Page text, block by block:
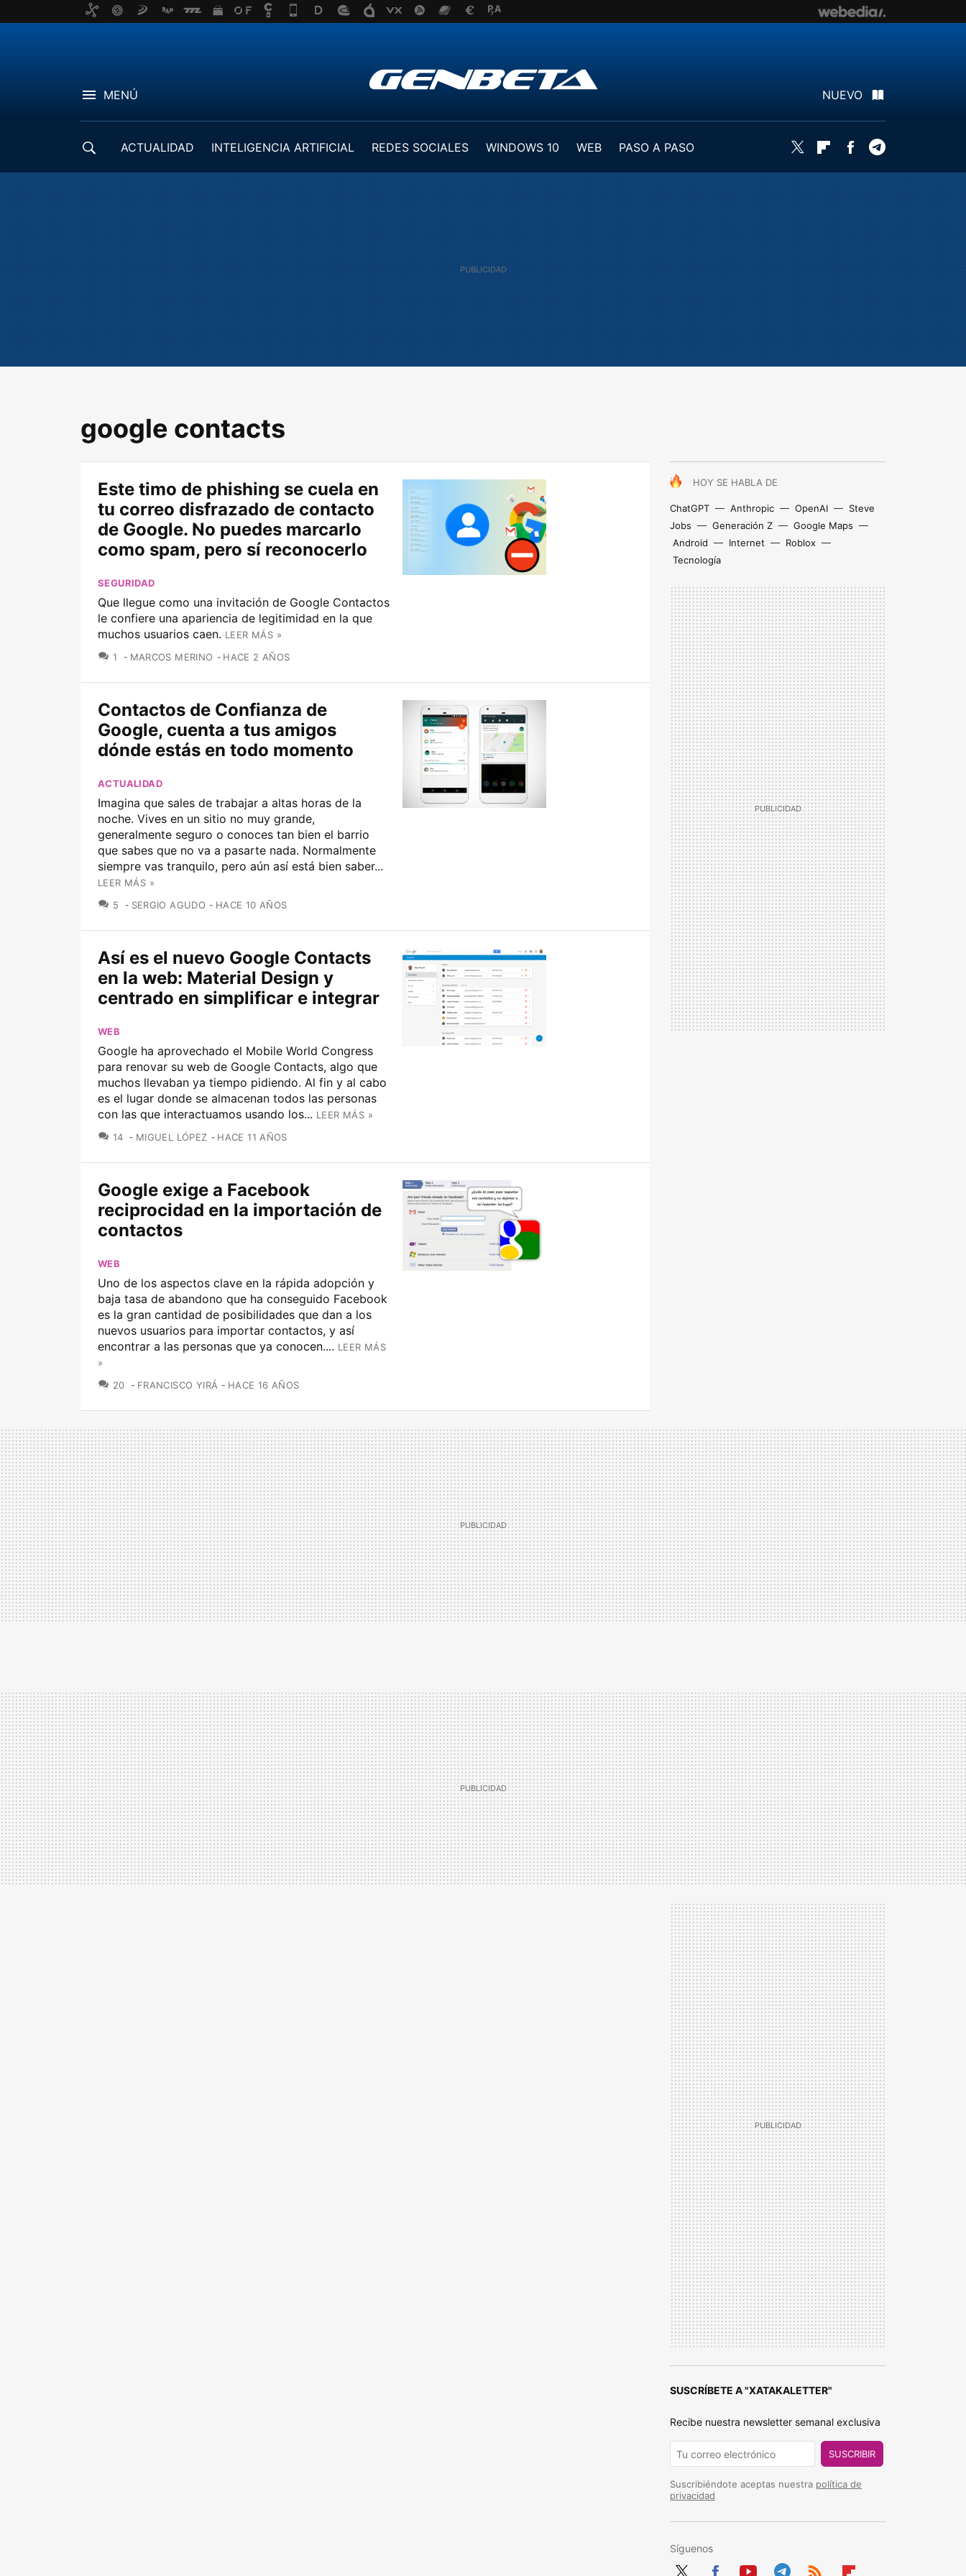
MENÚ NUEVO
ACTUALIDAD INTELIGENCIA ARTIFICIAL REDES SOCIALES WINDOWS 10 WEB
PASO A PASO
Twitter FlipboardFacebook
google contacts
HOY SE HABLA DE
ChatGPT Anthropic OpenAI
Steve
Jobs
Generación Z
Google Maps
Android
Internet
Roblox
Tecnología
Este timo de phishing se cuela en
tu correo disfrazado de contacto
de Google. No puedes marcarlo
como spam, pero sí reconocerlo
SEGURIDAD
Que llegue como una invitación de Google Contactos
le confiere una apariencia de legitimidad en la que
muchos usuarios caen. LEER MÁS »
1
COMENTARIOS
MARCOS MERINO HACE 2 AÑOS
Contactos de Confianza de
Google, cuenta a tus amigos
dónde estás en todo momento
ACTUALIDAD
Imagina que sales de trabajar a altas horas de la
noche. Vives en un sitio no muy grande,
generalmente seguro o conoces tan bien el barrio
que sabes que no va a pasarte nada. Normalmente
siempre vas tranquilo, pero aún así está bien saber...
LEER MÁS »
5
COMENTARIOS
SERGIO AGUDO HACE 10 AÑOS
Así es el nuevo Google Contacts
en la web: Material Design y
centrado en simplificar e integrar
WEB
Google ha aprovechado el Mobile World Congress
para renovar su web de Google Contacts, algo que
muchos llevaban ya tiempo pidiendo. Al fin y al cabo
es el lugar donde se almacenan todos las personas
con las que interactuamos usando los... LEER MÁS »
14 COMENTARIOS
MIGUEL LÓPEZ HACE 11 AÑOS
Google exige a Facebook
reciprocidad en la importación de
contactos
WEB
Uno de los aspectos clave en la rápida adopción y
baja tasa de abandono que ha conseguido Facebook
es la gran cantidad de posibilidades que dan a los
nuevos usuarios para importar contactos, y así
encontrar a las personas que ya conocen.... LEER MÁS
»
20 COMENTARIOS
FRANCISCO YIRÁ HACE 16 AÑOS
SUSCRÍBETE A "XATAKALETTER"
Recibe nuestra newsletter semanal exclusiva
SUSCRIBIR
Suscribiéndote aceptas nuestra política de
privacidad
Síguenos